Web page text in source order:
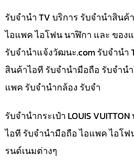
รับจำนำ TV บริการ รับจำนำสิน
ไอแพค ไอโฟน นาฬิกา และ ของ
รับจํานําแจ้งวัฒนะ.com รับจำนำ
สินค้าไอที รับจำนำมือถือ รับจำน
แพค รับจำนำกล้อง รับจำ
รับจำนำกระเป๋า LOUIS
ไอที รับจำนำมือถือ ไอแพค ไอโ
รนด์เนมต่างๆ